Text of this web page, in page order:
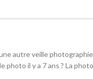
autre veille
il y a 7 ans ? La